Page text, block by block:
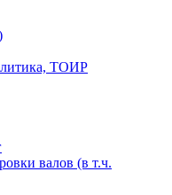
ТОИР
валов (в т.ч.